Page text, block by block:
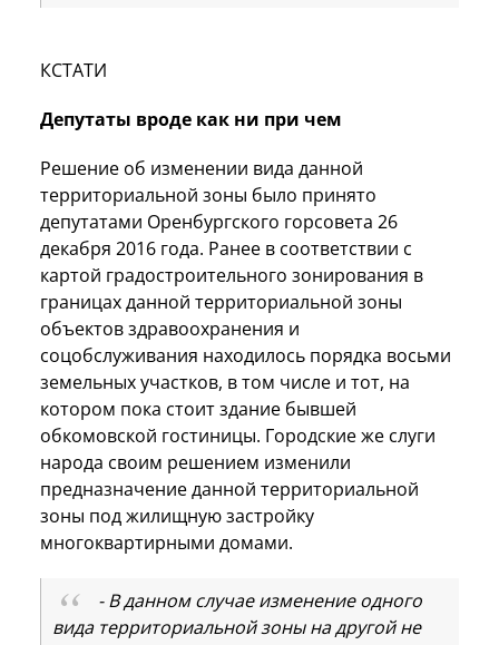
КСТАТИ
Депутаты вроде как ни при чем
Решение об изменении вида данной
территориальной зоны было принято
депутатами Оренбургского горсовета 26
декабря 2016 года. Ранее в соответствии с
картой градостроительного зонирования в
границах данной территориальной зоны
объектов здравоохранения и
соцобслуживания находилось порядка восьми
земельных участков, в том числе и тот, на
котором пока стоит здание бывшей
обкомовской гостиницы. Городские же слуги
народа своим решением изменили
предназначение данной территориальной
зоны под жилищную застройку
многоквартирными домами.
- В данном случае изменение одного
вида территориальной зоны на другой не